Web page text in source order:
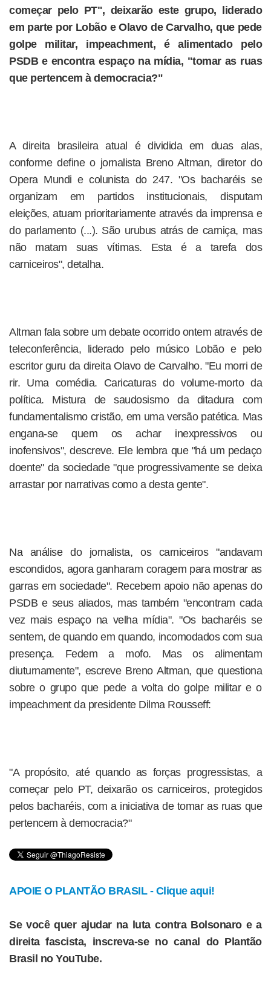
começar pelo PT", deixarão este grupo, liderado
em parte por Lobão e Olavo de Carvalho, que pede
golpe militar, impeachment, é alimentado pelo
PSDB e encontra espaço na mídia, "tomar as ruas
que pertencem à democracia?"
A direita brasileira atual é dividida em duas alas,
conforme define o jornalista Breno Altman, diretor do
Opera Mundi e colunista do 247. "Os bacharéis se
organizam em partidos institucionais, disputam
eleições, atuam prioritariamente através da imprensa e
do parlamento (...). São urubus atrás de carniça, mas
não matam suas vítimas. Esta é a tarefa dos
carniceiros", detalha.
Altman fala sobre um debate ocorrido ontem através de
teleconferência, liderado pelo músico Lobão e pelo
escritor guru da direita Olavo de Carvalho. "Eu morri de
rir. Uma comédia. Caricaturas do volume-morto da
política. Mistura de saudosismo da ditadura com
fundamentalismo cristão, em uma versão patética. Mas
engana-se quem os achar inexpressivos ou
inofensivos", descreve. Ele lembra que "há um pedaço
doente" da sociedade "que progressivamente se deixa
arrastar por narrativas como a desta gente".
Na análise do jornalista, os carniceiros "andavam
escondidos, agora ganharam coragem para mostrar as
garras em sociedade". Recebem apoio não apenas do
PSDB e seus aliados, mas também "encontram cada
vez mais espaço na velha mídia". "Os bacharéis se
sentem, de quando em quando, incomodados com sua
presença. Fedem a mofo. Mas os alimentam
diuturnamente", escreve Breno Altman, que questiona
sobre o grupo que pede a volta do golpe militar e o
impeachment da presidente Dilma Rousseff:
"A propósito, até quando as forças progressistas, a
começar pelo PT, deixarão os carniceiros, protegidos
pelos bacharéis, com a iniciativa de tomar as ruas que
pertencem à democracia?"
APOIE O PLANTÃO BRASIL - Clique aqui!
Se você quer ajudar na luta contra Bolsonaro e a
direita fascista, inscreva-se no canal do Plantão
Brasil no YouTube.